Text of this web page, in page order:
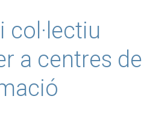
col·lectiu
a centres de